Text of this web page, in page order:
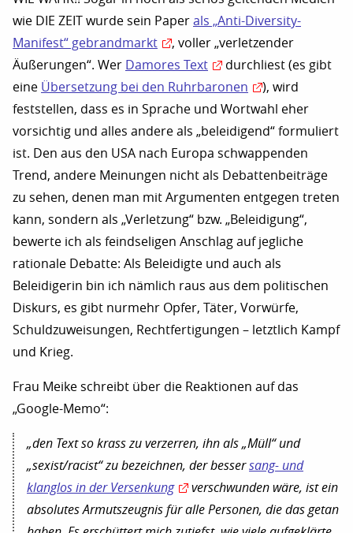
wie DIE ZEIT wurde sein Paper als „Anti-Diversity-
Manifest“ gebrandmarkt
, voller „verletzender
Äußerungen“. Wer Damores Text
durchliest (es gibt
eine Übersetzung bei den Ruhrbaronen
), wird
feststellen, dass es in Sprache und Wortwahl eher
vorsichtig und alles andere als „beleidigend“ formuliert
ist. Den aus den USA nach Europa schwappenden
Trend, andere Meinungen nicht als Debattenbeiträge
zu sehen, denen man mit Argumenten entgegen treten
kann, sondern als „Verletzung“ bzw. „Beleidigung“,
bewerte ich als feindseligen Anschlag auf jegliche
rationale Debatte: Als Beleidigte und auch als
Beleidigerin bin ich nämlich raus aus dem politischen
Diskurs, es gibt nurmehr Opfer, Täter, Vorwürfe,
Schuldzuweisungen, Rechtfertigungen – letztlich Kampf
und Krieg.
Frau Meike schreibt über die Reaktionen auf das
„Google-Memo“:
„den Text so krass zu verzerren, ihn als „Müll“ und
„sexist/racist“ zu bezeichnen, der bessersang- und
klanglos in der Versenkung
verschwunden wäre, ist ein
absolutes Armutszeugnis für alle Personen, die das getan